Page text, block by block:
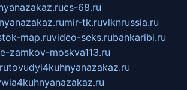
cs-68.ru
mir-tk.ruvlknrussia.ru
map.ruvideo-seks.rubankaribi.ru
zamkov-moskva113.ru
tovudyi4kuhnyanazakaz.ru